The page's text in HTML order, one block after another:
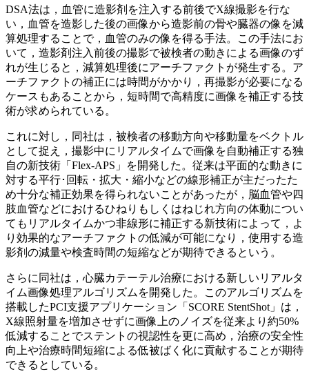
DSA法は，血管に造影剤を注入する前後でX線撮影を行な
い，血管を造影した後の画像から造影前の骨や臓器の像を減
算処理することで，血管のみの像を得る手法。この手法にお
いて，造影剤注入前後の撮影で被検者の動きによる画像のず
れが生じると，減算処理後にアーチファクトが発生する。ア
ーチファクトの補正には時間がかかり，再撮影が必要になる
ケースもあることから，短時間で高精度に画像を補正する技
術が求められている。
これに対し，同社は，被検者の移動方向や移動量をベクトル
として捉え，撮影中にリアルタイムで画像を自動補正する独
自の新技術「Flex-APS」を開発した。従来は平面的な動きに
対する平行･回転・拡大・縮小などの線形補正が主だったた
め十分な補正効果を得られないことがあったが，脳血管や四
肢血管などにおけるひねりもしくはねじれ方向の体動につい
てもリアルタイムかつ非線形に補正する新技術によって，よ
り効果的なアーチファクトの低減が可能になり，使用する造
影剤の減量や検査時間の短縮などが期待できるという。
さらに同社は，心臓カテーテル治療における新しいリアルタ
イム画像処理アルゴリズムを開発した。このアルゴリズムを
搭載したPCI支援アプリケーション「SCORE StentShot」は，
X線照射量を増加させずに画像上のノイズを従来より約50%
低減することでステントの視認性を更に高め，治療の安全性
向上や治療時間短縮による低被ばく化に貢献することが期待
できるとしている。